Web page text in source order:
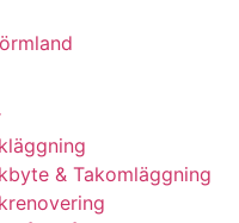
& Takomläggning